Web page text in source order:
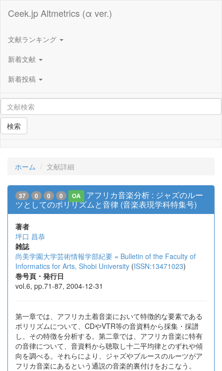
Ceek.jp Altmetrics (α ver.)
文献ランキング
新着文献
新着投稿
検索
ホーム 文献詳細
37 0 0 0 OA
アフリカ音楽分析 : ジャズのルー
ツとしてのポリリズムと音律 (音楽表現学科特集号)
著者
坪口 昌恭
雑誌
尚美学園大学芸術情報学部紀要 = Bulletin of the Faculty of
Informatics for Arts, Shobi University (ISSN:13471023)
巻号頁・発行日
vol.6, pp.71-87, 2004-12-31
第一章では、アフリカ土着音楽において特徴的な要素である
ポリリズムについて、CDやVTR等の音資料から採集・採譜
し、その特徴を分析する。第二章では、アフリカ音楽に特有
の音律について、音資料から聴取し十二平均律とのずれや傾
向を調べる。それらにより、ジャズやブルースのルーツがア
フリカ音楽にあるという通説の音楽的裏付けをおこなう。